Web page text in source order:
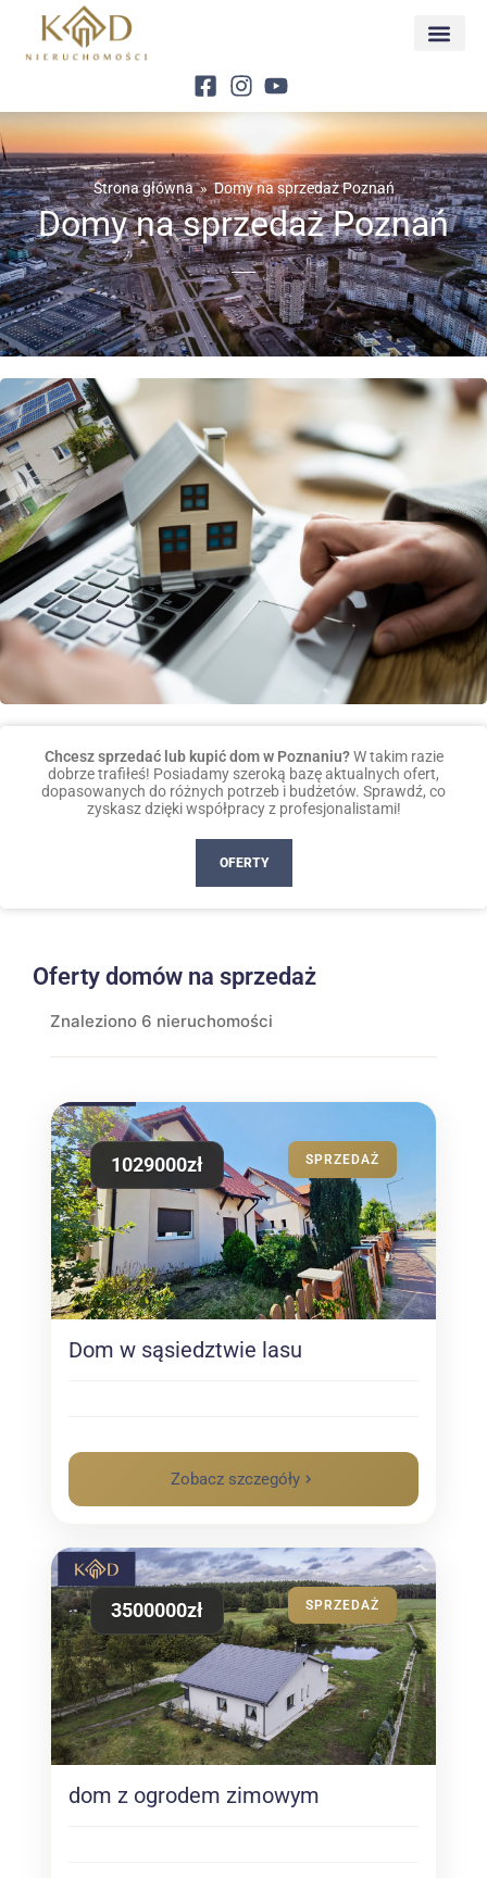
Strona główna » Domy na sprzedaż Poznań
Domy na sprzedaż Poznań
Chcesz sprzedać lub kupić dom w Poznaniu?W takim razie
dobrze trafiłeś! Posiadamy szeroką bazę aktualnych ofert,
dopasowanych do różnych potrzeb i budżetów. Sprawdź, co
zyskasz dzięki współpracy z profesjonalistami!
OFERTY
Oferty domów na sprzedaż
Znaleziono 6 nieruchomości
1029000zł SPRZEDAŻ
Dom w sąsiedztwie lasu
Zobacz szczegóły
3500000zł SPRZEDAŻ
dom z ogrodem zimowym